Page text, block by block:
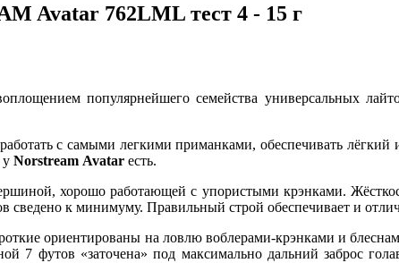
Avatar 762LML тест 4 - 15 г
популярнейшего семейства универсальных
с самыми легкими приманками, обеспечивать
у Norstream Avatar есть.
хорошо работающей с упористыми крэнками.
сведено к минимуму. Правильный строй обеспечивает и
ориентированы на ловлю воблерами-крэнками и
7 футов «заточена» под максимально дальний заброс